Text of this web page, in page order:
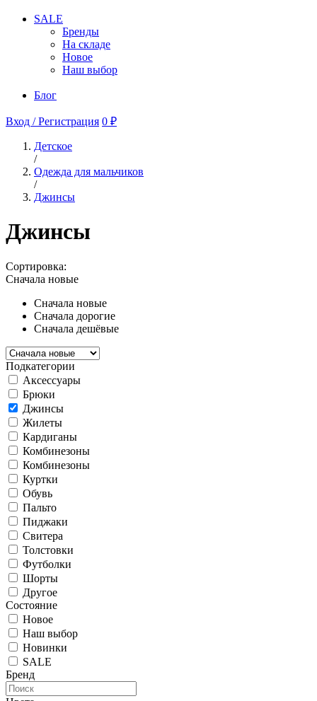
SALE
Бренды
На складе
Новое
Наш выбор
Блог
Вход / Регистрация 0 ₽
Детское
/
Одежда для мальчиков
/
Джинсы
Джинсы
Сортировка:
Сначала новые
Сначала новые
Сначала дорогие
Сначала дешёвые
Подкатегории
Аксессуары
Брюки
Джинсы
Жилеты
Кардиганы
Комбинезоны
Комбинезоны
Куртки
Обувь
Пальто
Пиджаки
Свитера
Толстовки
Футболки
Шорты
Другое
Состояние
Новое
Наш выбор
Новинки
SALE
Бренд